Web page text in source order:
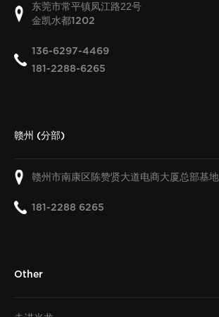
东莞市常平镇凤江路22号
金凯水都1202
136-6297-4469
181-2288-6265
赣州 (分部)
赣州市南康区陈赞贤大道电商大厦总部基地
181-2288 6265
Other